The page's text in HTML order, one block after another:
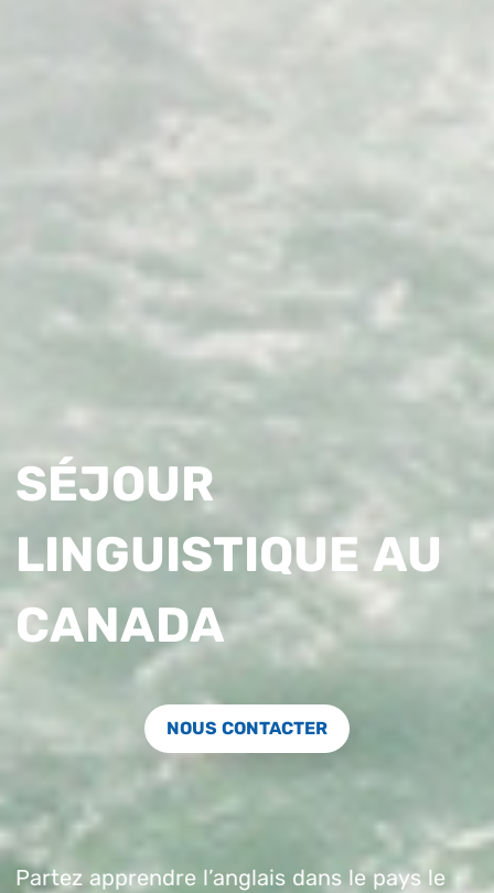
SÉJOUR
LINGUISTIQUE AU
CANADA
NOUS CONTACTER
Partez apprendre l’anglais dans le pays le